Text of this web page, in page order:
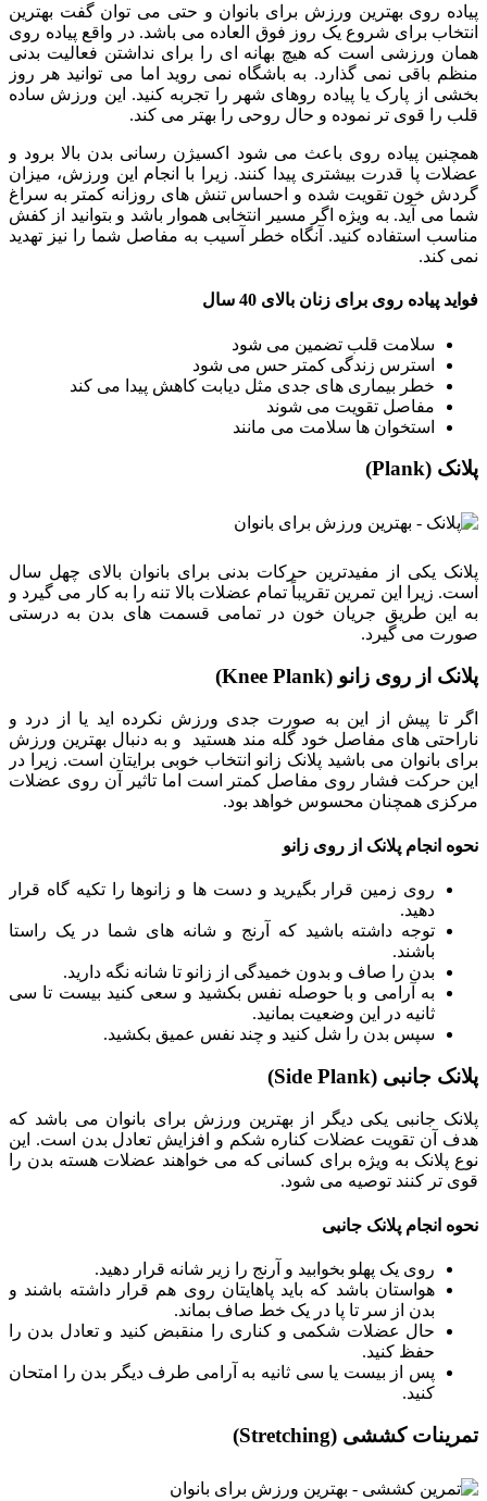
پیاده روی بهترین ورزش برای بانوان و حتی می توان گفت بهترین
انتخاب برای شروع یک روز فوق العاده می باشد. در واقع پیاده روی
همان ورزشی است که هیچ بهانه ای را برای نداشتن فعالیت بدنی
منظم باقی نمی گذارد. به باشگاه نمی روید اما می توانید هر روز
بخشی از پارک یا پیاده روهای شهر را تجربه کنید. این ورزش ساده
قلب را قوی تر نموده و حال روحی را بهتر می کند.
همچنین پیاده روی باعث می شود اکسیژن رسانی بدن بالا برود و
عضلات پا قدرت بیشتری پیدا کنند. زیرا با انجام این ورزش، میزان
گردش خون تقویت شده و احساس تنش های روزانه کمتر به سراغ
شما می آید. به ویژه اگر مسیر انتخابی هموار باشد و بتوانید از کفش
مناسب استفاده کنید. آنگاه خطر آسیب به مفاصل شما را نیز تهدید
نمی کند.
فواید پیاده روی برای زنان بالای 40 سال
سلامت قلب تضمین می شود
استرس زندگی کمتر حس می شود
خطر بیماری های جدی مثل دیابت کاهش پیدا می کند
مفاصل تقویت می شوند
استخوان ها سلامت می مانند
پلانک (Plank)
پلانک یکی از مفیدترین حرکات بدنی برای بانوان بالای چهل سال
است. زیرا این تمرین تقریباً تمام عضلات بالا تنه را به کار می گیرد و
به این طریق جریان خون در تمامی قسمت های بدن به درستی
صورت می گیرد.
پلانک از روی زانو (Knee Plank)
اگر تا پیش از این به صورت جدی ورزش نکرده اید یا از درد و
ناراحتی های مفاصل خود گله مند هستید و به دنبال بهترین ورزش
برای بانوان می باشید پلانک زانو انتخاب خوبی برایتان است. زیرا در
این حرکت فشار روی مفاصل کمتر است اما تاثیر آن روی عضلات
مرکزی همچنان محسوس خواهد بود.
نحوه انجام پلانک از روی زانو
روی زمین قرار بگیرید و دست ها و زانوها را تکیه گاه قرار
دهید.
توجه داشته باشید که آرنج و شانه های شما در یک راستا
باشند.
بدن را صاف و بدون خمیدگی از زانو تا شانه نگه دارید.
به آرامی و با حوصله نفس بکشید و سعی کنید بیست تا سی
ثانیه در این وضعیت بمانید.
سپس بدن را شل کنید و چند نفس عمیق بکشید.
پلانک جانبی (Side Plank)
پلانک جانبی یکی دیگر از بهترین ورزش برای بانوان می باشد که
هدف آن تقویت عضلات کناره شکم و افزایش تعادل بدن است. این
نوع پلانک به ویژه برای کسانی که می خواهند عضلات هسته بدن را
قوی تر کنند توصیه می شود.
نحوه انجام پلانک جانبی
روی یک پهلو بخوابید و آرنج را زیر شانه قرار دهید.
هواستان باشد که باید پاهایتان روی هم قرار داشته باشند و
بدن از سر تا پا در یک خط صاف بماند.
حال عضلات شکمی و کناری را منقبض کنید و تعادل بدن را
حفظ کنید.
پس از بیست یا سی ثانیه به آرامی طرف دیگر بدن را امتحان
کنید.
تمرینات کششی (Stretching)